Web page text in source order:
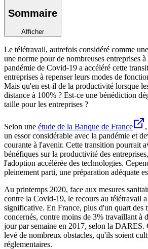
Sommaire
Afficher
Le télétravail, autrefois considéré comme
une norme pour de nombreuses entreprises
pandémie de Covid-19 a accéléré cette
entreprises à repenser leurs modes de
Mais qu'en est-il de la productivité lorsque
distance à 100% ? Est-ce une bénédiction
taille pour les entreprises ?
Selon une étude de la Banque de France
un essor considérable avec la pandémie et
courante à l'avenir. Cette transition pourrait
bénéfiques sur la productivité des
l'adoption accélérée des technologies.
pleinement parti, une préparation adéquate
Au printemps 2020, face aux mesures
contre la Covid-19, le recours au télétravail
significative. En France, plus d'un quart des
concernés, contre moins de 3% travaillant à
jour par semaine en 2017, selon la DARES.
levé de nombreux obstacles, qu'ils soient
réglementaires.